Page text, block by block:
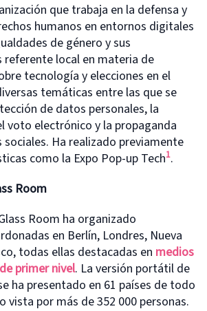
que trabaja en la defensa y
humanos en entornos digitales
de género y sus
referente local en materia de
tecnología y elecciones en el
temáticas entre las que se
de datos personales, la
voto electrónico y la propaganda
Ha realizado previamente
como la Expo Pop-up Tech1.
Room
Room ha organizado
en Berlín, Londres, Nueva
todas ellas destacadas en medios
primer nivel. La versión portátil de
ha presentado en 61 países de todo
vista por más de 352 000 personas.